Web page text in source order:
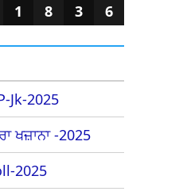
1 8 3 6
Jk-2025
ਖਜ਼ਾਨਾ -2025
2025